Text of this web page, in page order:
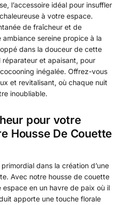
l’accessoire idéal pour insuffler
à votre espace.
de fraîcheur et de
sereine propice à la
dans la douceur de cette
réparateur et apaisant, pour
inégalée. Offrez-vous
et revitalisant, où chaque nuit
inoubliable.
pour votre
Housse De Couette
dans la création d’une
Avec notre housse de couette
en un havre de paix où il
apporte une touche florale